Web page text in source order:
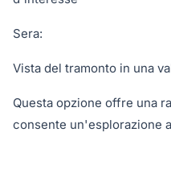
Sera:
Vista del tramonto in una
Questa opzione offre una
consente un'esplorazione